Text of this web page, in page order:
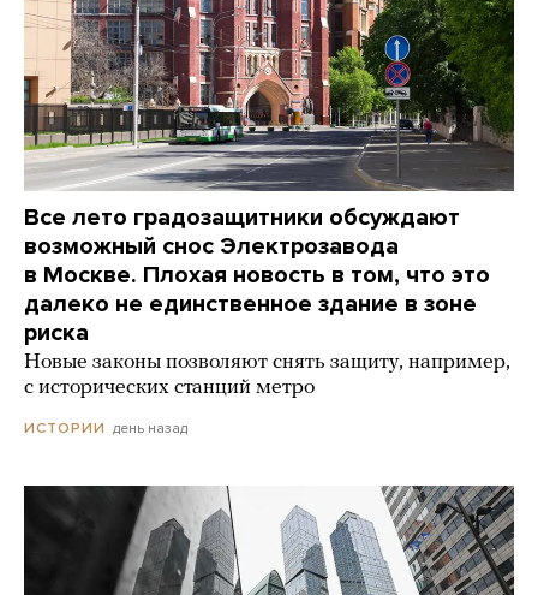
Все лето градозащитники обсуждают
возможный снос Электрозавода
в Москве. Плохая новость в том, что это
далеко не единственное здание в зоне
риска
Новые законы позволяют снять защиту, например,
с исторических станций метро
ИСТОРИИ день назад